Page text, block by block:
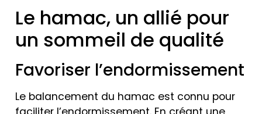
Le hamac, un allié pour
un sommeil de qualité
Favoriser l’endormissement
Le balancement du hamac est connu pour